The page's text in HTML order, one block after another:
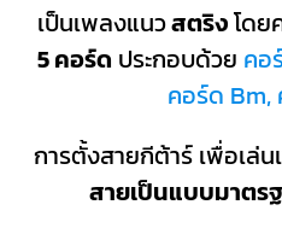
เป็นเพลงแนวสตริงโดย
5 คอร์ด ประกอบด้วย คอ
คอร์ด Bm,
การตั้งสายกีต้าร์ เพื่อเล่
สายเป็นแบบมาตร